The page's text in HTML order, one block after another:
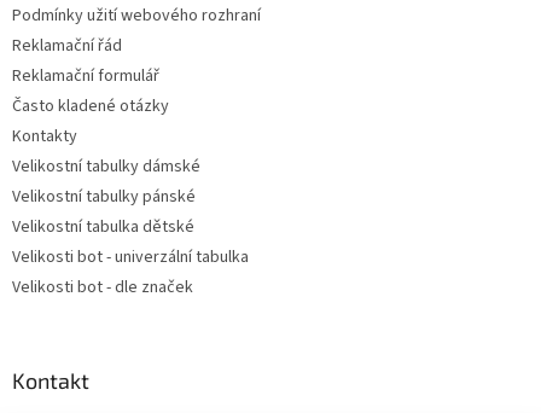
Podmínky užití webového rozhraní
Reklamační řád
Reklamační formulář
Často kladené otázky
Kontakty
Velikostní tabulky dámské
Velikostní tabulky pánské
Velikostní tabulka dětské
Velikosti bot - univerzální tabulka
Velikosti bot - dle značek
Kontakt